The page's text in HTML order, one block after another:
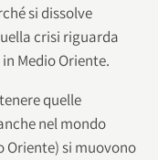
si dissolve
crisi riguarda
Medio Oriente.
quelle
nel mondo
Oriente) si muovono